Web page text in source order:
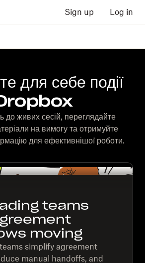
Sign up Log in
для себе події
до живих сесій, переглядайте
на вимогу та отримуйте
для ефективнішої роботи.
teams
moving
simplify agreement
manual handoffs, and